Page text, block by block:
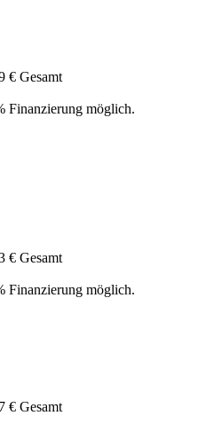
€ Gesamt
Finanzierung möglich.
€ Gesamt
Finanzierung möglich.
€ Gesamt